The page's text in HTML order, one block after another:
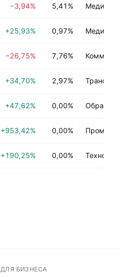
−3,94% 5,41%
+25,93% 0,97%
−26,75% 7,76%
+34,70% 2,97%
+47,62% 0,00%
+953,42% 0,00%
+190,25% 0,00%
ДЛЯ БИЗНЕСА